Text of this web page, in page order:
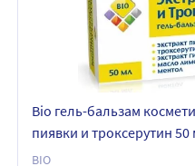
Bio гель-бальзам
пиявки и троксерутин 50
BIO